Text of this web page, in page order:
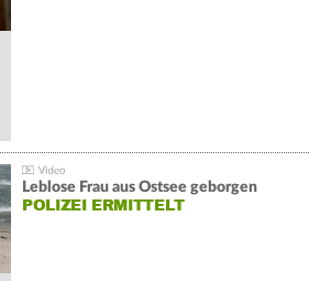
Leblose Frau aus Ostsee geborgen
POLIZEI ERMITTELT